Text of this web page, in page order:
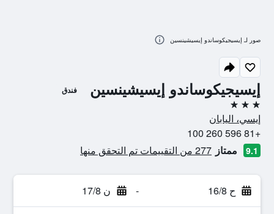
إيسيجيكوساندو إيسيشينسين فندق
3 نجوم
إيسي، اليابان
+81 596 260 100
9.1 ممتاز 277 من التقييمات تم التحقق منها
ح 16/8 - ن 17/8
صور لـ إيسيجيكوساندو إيسيشينسين